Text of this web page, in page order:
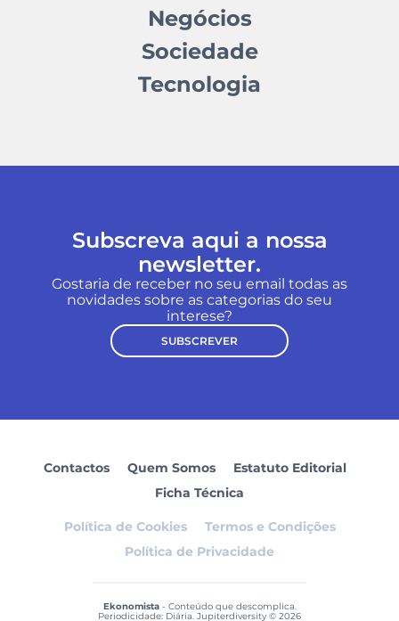
Negócios
Sociedade
Tecnologia
Subscreva aqui a nossa
newsletter.
Gostaria de receber no seu email todas as
novidades sobre as categorias do seu
interese?
SUBSCREVER
Contactos Quem Somos
Estatuto Editorial
Ficha Técnica
Política de Cookies
Termos e Condições
Política de Privacidade
Ekonomista- Conteúdo que descomplica.
Periodicidade: Diária. Jupiterdiversity © 2026